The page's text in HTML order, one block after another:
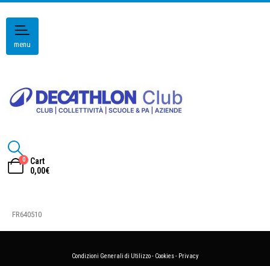
menu
0
Cart
0,00€
FR640510
Condizioni Generali di Utilizzo- Cookies- Privacy